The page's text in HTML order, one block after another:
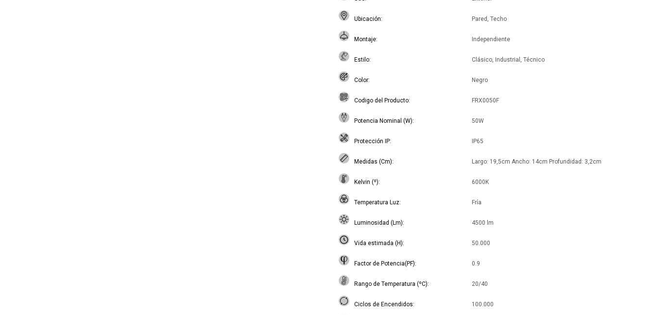
Ubicación Pared, Techo
Montaje Independiente
Estilo Clásico, Industrial, Técnico
Color Negro
Codigo del Producto FRX0050F
Potencia Nominal (W) 50W
Protección IP IP65
Medidas (Cm) Largo: 19,5cm Ancho: 14cm Profundidad: 3,2cm
Kelvin (º) 6000K
Temperatura Luz Fría
Luminosidad (Lm) 4500 lm
Vida estimada (H) 50.000
Factor de Potencia(PF) 0.9
Rango de Temperatura (ºC) 20/40
Ciclos de Encendidos 100.000